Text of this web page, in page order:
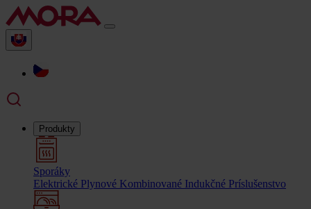
Produkty
Sporáky
Elektrické Plynové Kombinované Indukčné Príslušenstvo